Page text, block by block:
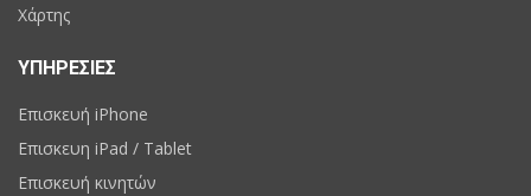
Χάρτης
ΥΠΗΡΕΣΙΕΣ
Επισκευή iPhone
Επισκευη iPad / Tablet
Επισκευή κινητών